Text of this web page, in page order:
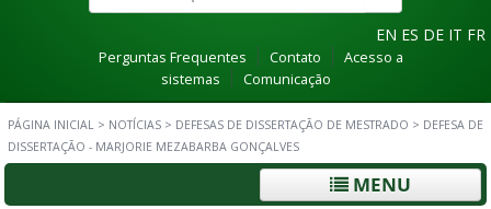
EN ES DE IT FR
Perguntas Frequentes Contato
Acesso a
sistemas
Comunicação
PÁGINA INICIAL > NOTÍCIAS > DEFESAS DE DISSERTAÇÃO DE MESTRADO > DEFESA DE
DISSERTAÇÃO - MARJORIE MEZABARBA GONÇALVES
MENU